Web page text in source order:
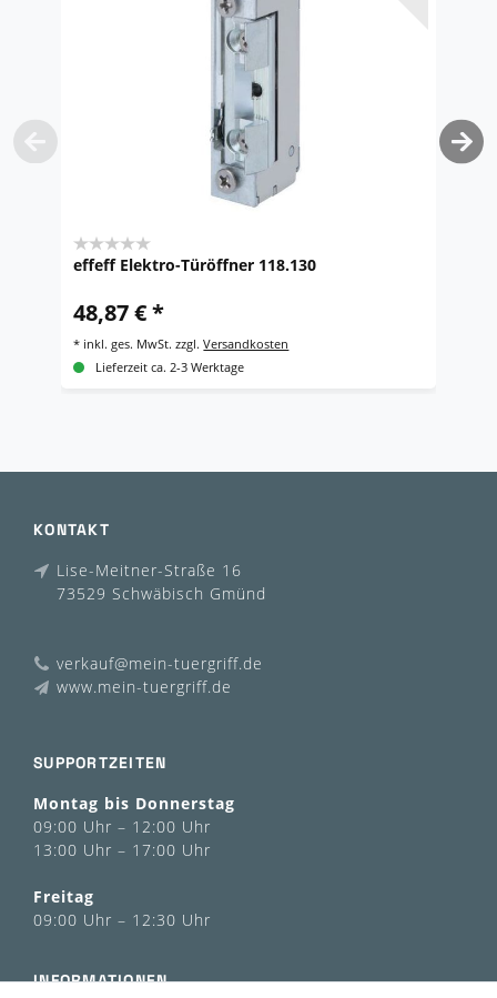
effeff Elektro-Türöffner 118.130
48,87 € *
* inkl. ges. MwSt. zzgl.Versandkosten
Lieferzeit ca. 2-3 Werktage
KONTAKT
Lise-Meitner-Straße 16
73529 Schwäbisch Gmünd
verkauf@mein-tuergriff.de
www.mein-tuergriff.de
SUPPORTZEITEN
Montag bis Donnerstag
09:00 Uhr – 12:00 Uhr
13:00 Uhr – 17:00 Uhr
Freitag
09:00 Uhr – 12:30 Uhr
INFORMATIONEN